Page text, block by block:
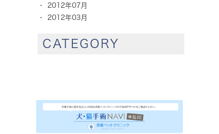
2012年07月
2012年03月
CATEGORY